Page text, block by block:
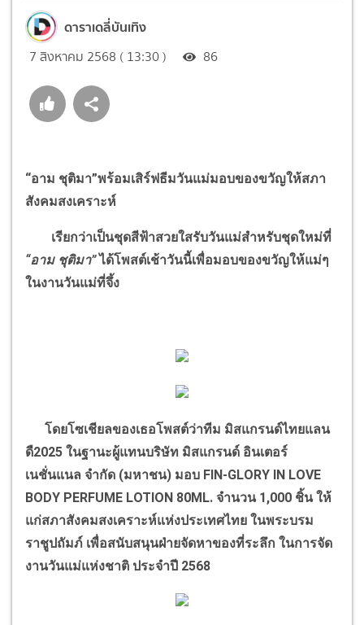
ดาราเดลี่บันเทิง
7 สิงหาคม 2568 ( 13:30 ) 86
“อาม ชุติมา”พร้อมเสิร์ฟธีมวันแม่มอบของขวัญให้สภา
สังคมสงเคราะห์
เรียกว่าเป็นชุดสีฟ้าสวยใสรับวันแม่สำหรับชุดใหม่ที่
“อาม ชุติมา”ได้โพสต์เช้าวันนี้เพื่อมอบของขวัญให้แม่ๆ
ในงานวันแม่ที่จึ้ง
โดยโซเชียลของเธอโพสต์ว่าทีม มิสแกรนด์ไทยแลน
ดื2025 ในฐานะผู้แทนบริษัท มิสแกรนด์ อินเตอร์
เนชั่นแนล จำกัด (มหาชน) มอบ FIN-GLORY IN LOVE
BODY PERFUME LOTION 80ML. จำนวน 1,000 ชิ้น ให้
แก่สภาสังคมสงเคราะห์แห่งประเทศไทย ในพระบรม
ราชูปถัมภ์ เพื่อสนับสนุนฝ่ายจัดหาของที่ระลึก ในการจัด
งานวันแม่แห่งชาติ ประจำปี 2568